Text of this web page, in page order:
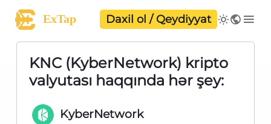
ExTap Daxil ol / Qeydiyyat
KNC (KyberNetwork) kripto
valyutası haqqında hər şey:
KyberNetwork